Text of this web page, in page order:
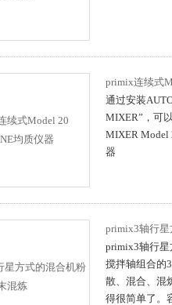
primix连续式
通过安装
MIXER”，可
MIXER Model
器
primix3轴行
primix3轴行星
搅拌轴组合的
散、混合、混
得很简单了。